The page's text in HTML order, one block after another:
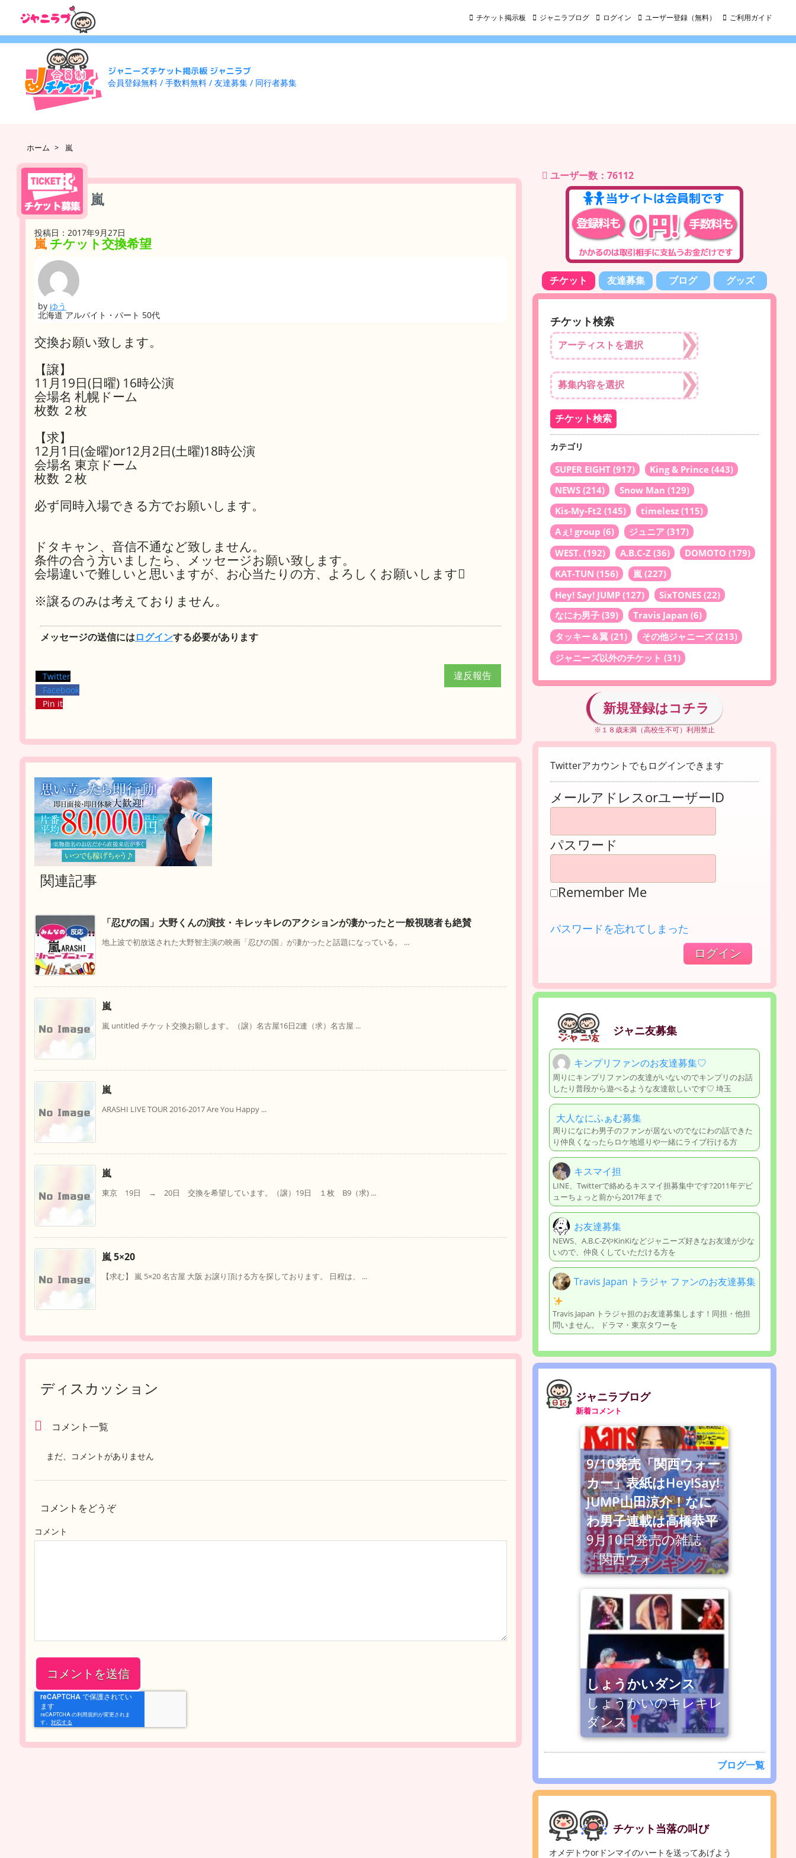
ジャニーズチケット掲示板 ジャニラブ
会員登録無料 / 手数料無料 / 友達募集 / 同行者募集
チケット掲示板 ジャニラブログ ログイン ユーザー登録（無料） ご利用ガイド
ホーム > 嵐
嵐
投稿日：2017年9月27日
嵐 チケット交換希望
by ゆう
北海道 アルバイト・パート 50代
交換お願い致します。
【譲】
11月19日(日曜) 16時公演
会場名 札幌ドーム
枚数 ２枚
【求】
12月1日(金曜)or12月2日(土曜)18時公演
会場名 東京ドーム
枚数 ２枚
必ず同時入場できる方でお願いします。
ドタキャン、音信不通など致しません。
条件の合う方いましたら、メッセージお願い致します。
会場違いで難しいと思いますが、お心当たりの方、よろしくお願いします
※譲るのみは考えておりません。
メッセージの送信にはログインする必要があります
違反報告
Twitter
Facebook
Pin it
関連記事
「忍びの国」大野くんの演技・キレッキレのアクションが凄かったと一般視聴者も絶賛
地上波で初放送された大野智主演の映画「忍びの国」が凄かったと話題になっている。 ...
嵐
嵐 untitled チケット交換お願します。（譲）名古屋16日2連（求）名古屋 ...
嵐
ARASHI LIVE TOUR 2016-2017 Are You Happy ...
嵐
東京 19日 → 20日 交換を希望しています。（譲）19日 １枚 B9（求) ...
嵐 5×20
【求む】 嵐 5×20 名古屋 大阪 お譲り頂ける方を探しております。 日程は、 ...
ディスカッション
コメント一覧
まだ、コメントがありません
コメントをどうぞ
コメント
ユーザー数：76112
チケット 友達募集 ブログ グッズ
チケット検索
カテゴリ
SUPER EIGHT (917) King & Prince (443)
NEWS (214) Snow Man (129)
Kis-My-Ft2 (145) timelesz (115)
Aぇ! group (6) ジュニア (317)
WEST. (192) A.B.C-Z (36) DOMOTO (179)
KAT-TUN (156) 嵐 (227)
Hey! Say! JUMP (127) SixTONES (22)
なにわ男子 (39) Travis Japan (6)
タッキー＆翼 (21) その他ジャニーズ(213)
ジャニーズ以外のチケット (31)
新規登録はコチラ
※１８歳未満（高校生不可）利用禁止
Twitterアカウントでもログインできます
メールアドレスorユーザーID
パスワード
Remember Me
パスワードを忘れてしまった
ジャニ友募集
キンプリファンのお友達募集♡
周りにキンプリファンの友達がいないのでキンプリのお話
したり普段から遊べるような友達欲しいです♡ 埼玉
大人なにふぁむ募集
周りになにわ男子のファンが居ないのでなにわの話できた
り仲良くなったらロケ地巡りや一緒にライブ行ける方
キスマイ担
LINE、Twitterで絡めるキスマイ担募集中です?2011年デビ
ューちょっと前から2017年まで
お友達募集
NEWS、A.B.C-ZやKinKiなどジャニーズ好きなお友達が少な
いので、仲良くしていただける方を
Travis Japan トラジャ ファンのお友達募集
Travis Japan トラジャ担のお友達募集します！同担・他担
問いません。 ドラマ・東京タワーを
ジャニラブログ
新着コメント
9/10発売「関西ウォー
カー」表紙はHey!Say!
JUMP山田涼介！なに
わ男子連載は高橋恭平
9月10日発売の雑誌
「関西ウォ
しょうかいダンス
しょうかいのキレキレ
ダンス
ブログ一覧
チケット当落の叫び
オメデトウorドンマイのハートを送ってあげよう